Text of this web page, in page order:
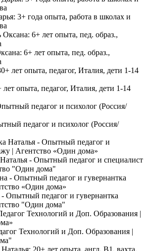
3+ года опыта, работа в школах и
6+ лет опыта, пед. образ.,
опыта, педагог, Италия, дети 1-14
педагог и психолог (Россия/
- Опытный педагог и специалист
"Один дома"
Опытный педагог и гувернантка
"Один дома"
Технологий и Доп. Образования |